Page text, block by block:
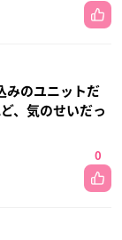
みのユニットだ
、気のせいだっ
0